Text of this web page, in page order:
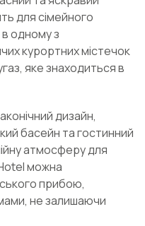
для сімейного
одному з
курортних містечок
яке знаходиться в
дизайн,
басейн та гостинний
атмосферу для
можна
прибою,
не залишаючи